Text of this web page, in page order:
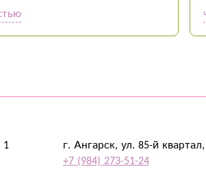
1
г. Ангарск, ул. 85-й
+7 (984) 273-51-24